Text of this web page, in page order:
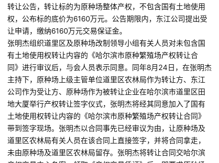
转让公告，转让标的为原种场整体产权，不包含国有土地使用
权，公布标的底价为6160万元。公告期限内，东江公司提出受
让申请，缴纳6160万元交易保证金。
张明杰组织道里区及原种场改制领导小组有关人员对未包含国
有土地使用权转让内容的《哈尔滨市原种繁殖场产权转让合
同》进行审议后，与会人员表示同意。同年8月24日，在张明杰
主持下，原种场上级主管单位道里区农林局作为转让方、东江
公司作为受让方、原种场作为被转让企业在哈尔滨市道里区田
地大厦举行产权转让签字仪式，张明杰将经其同意加入了国有
土地使用权转让内容的《哈尔滨市原种繁殖场产权转让合同》
带到签字现场。张明杰以合同事先已经审议为由，让原种场及
道里区农林局有关人员在该合同上直接签字，并将合同拿走，
未由原种场及道里区农林局留存。张明杰将转让合同交哈尔滨